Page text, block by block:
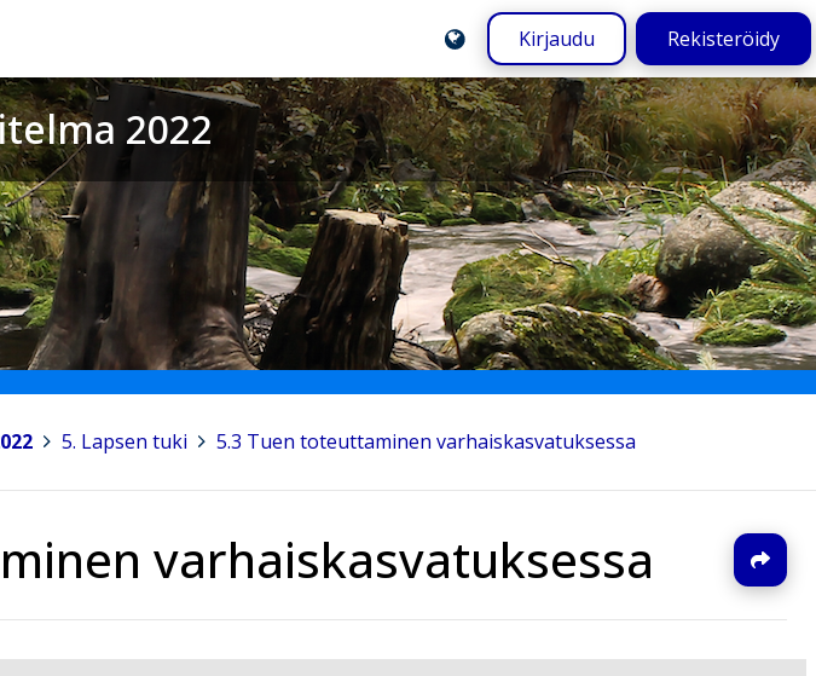
Kirjaudu Rekisteröidy
2022
5. Lapsen tuki 5.3 Tuen toteuttaminen varhaiskasvatuksessa
varhaiskasvatuksessa